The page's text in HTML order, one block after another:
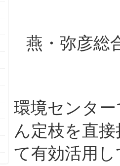
燕・弥彦総
環境センタ
ん定枝を直
て有効活用